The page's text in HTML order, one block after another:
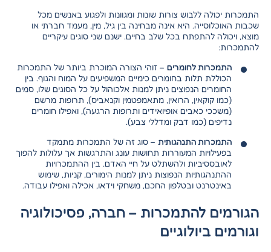
התמכרות יכולה ללבוש צורות שונות ומגוונות ולפגוע באנשים מכל
שכבות האוכלוסייה. היא אינה מבחינה בין גיל, מין, מעמד חברתי או
מוצא, ויכולה להתפתח בכל שלב בחיים. ישנם שני סוגים עיקריים
להתמכרות:
התמכרות לחומרים – זוהי הצורה המוכרת ביותר של התמכרות
הכוללת תלות בחומרים כימיים המשפיעים על המוח והגוף. בין
החומרים הנפוצים ניתן למנות אלכוהול על כל הסוגים שלו, סמים
(כמו קוקאין, הרואין, מתאמפטמין וקנאביס), תרופות מרשם
(משככי כאבים אופיואידים ותרופות הרגעה), ואפילו חומרים
נדיפים (כמו דבק ומדללי צבע).
התמכרות התנהגותית – סוג זה של התמכרות מתמקד
בפעילויות המעוררות תחושות עונג והתרגשות אך עלולות להפוך
לאובססיביות ולהשתלט על חיי האדם. בין ההתמכרויות
ההתנהגותיות הנפוצות ניתן למנות הימורים, קניות, שימוש
באינטרנט ובטלפון החכם, משחקי וידאו, אכילה ואפילו עבודה.
הגורמים להתמכרות – חברה, פסיכולוגיה
וגורמים ביולוגיים